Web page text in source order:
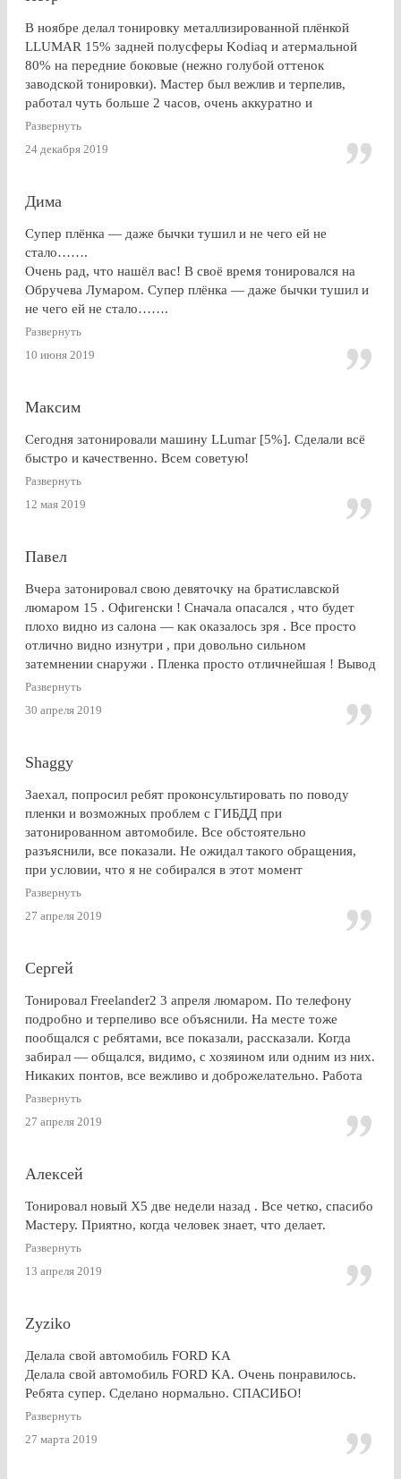
В ноябре делал тонировку металлизированной плёнкой
LLUMAR 15% задней полусферы Kodiaq и атермальной
80% на передние боковые (нежно голубой оттенок
заводской тонировки). Мастер был вежлив и терпелив,
работал чуть больше 2 часов, очень аккуратно и
профессионально. Результат на 5+ ! Особенно приятно
получить гарантию на работу и плёнку. Отдельное спасибо
за консультацию, как до работ, так по их завершении!
Развернуть
24 декабря 2019
Дима
Супер плёнка — даже бычки тушил и не чего ей не
стало…….
Очень рад, что нашёл вас! В своё время тонировался на
Обручева Лумаром. Супер плёнка — даже бычки тушил и
не чего ей не стало…….
Развернуть
10 июня 2019
Максим
Сегодня затонировали машину LLumar [5%]. Сделали всё
быстро и качественно. Всем советую!
Развернуть
12 мая 2019
Павел
Вчера затонировал свою девяточку на братиславской
люмаром 15 . Офигенски ! Сначала опасался , что будет
плохо видно из салона — как оказалось зря . Все просто
отлично видно изнутри , при довольно сильном
затемнении снаружи . Пленка просто отличнейшая ! Вывод
: Очень доволен . Буду советовать эту контору друзьям и
Развернуть
30 апреля 2019
Shaggy
Заехал, попросил ребят проконсультировать по поводу
пленки и возможных проблем с ГИБДД при
затонированном автомобиле. Все обстоятельно
разъяснили, все показали. Не ожидал такого обращения,
при условии, что я не собирался в этот момент
тонироваться. для сравнения заехал на Оставшковское
дешевле. в очередной раз убедился (хорошо, что не на
решил, что буду тонироваться
Развернуть
27 апреля 2019
Сергей
Тонировал Freelander2 3 апреля люмаром. По телефону
подробно и терпеливо все объяснили. На месте тоже
пообщался с ребятами, все показали, рассказали. Когда
забирал — общался, видимо, с хозяином или одним из них.
Никаких понтов, все вежливо и доброжелательно. Работа
сделана очень качественно, пленка лежит до самой кромки
стекла (есть, правда, неравномерность на разных стеклах,
но это я уже придираюсь). По сравнению с другими
посоветоваться обращаться к этим ребятам? Однозначно,
Развернуть
27 апреля 2019
Алексей
Тонировал новый Х5 две недели назад . Все четко, спасибо
Мастеру. Приятно, когда человек знает, что делает.
Развернуть
13 апреля 2019
Zyziko
Делала свой автомобиль FORD KA
Делала свой автомобиль FORD KA. Очень понравилось.
Ребята супер. Сделано нормально. СПАСИБО!
Развернуть
27 марта 2019